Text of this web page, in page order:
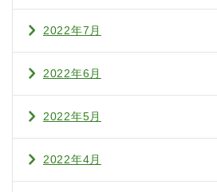
2022年7月
2022年6月
2022年5月
2022年4月